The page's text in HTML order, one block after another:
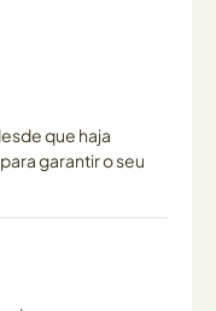
que haja
garantir o seu